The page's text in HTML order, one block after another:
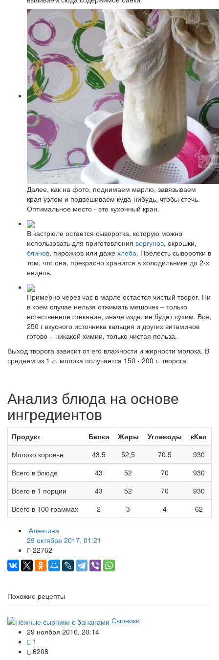
Далее, как на фото, поднимаем марлю, завязываем
края узлом и подвешиваем куда-нибудь, чтобы стечь.
Оптимальное место - это кухонный кран.
В кастрюле остается сыворотка, которую можно
использовать для приготовления вергунов, окрошки,
блинов, пирожков или даже хлеба. Прелесть сыворотки в
том, что она, прекрасно хранится в холодильнике до 2-х
недель.
Примерно через час в марле остается чистый творог. Ни
в коем случае нельзя отжимать мешочек – только
естественное стекание, иначе изделие будет сухим. Всё,
250 г вкусного источника кальция и других витаминов
готово – никакой химии, только чистая польза.
Выход творога зависит от его влажности и жирности молока. В
среднем из 1 л. молока получается 150 - 200 г. творога.
Анализ блюда на основе
ингредиентов
Продукт Белки Жиры Углеводы
кКал
Молоко коровье
43,5 52,5 70,5
930
Всего в блюде
43 52 70
930
Всего в 1 порции
43 52 70
930
Всего в 100 граммах
2 3 4 62
Алевтина
29 октября 2017, 01:21
22762
Похожие рецепты
Сырники
29 ноября 2016, 20:14
1
6208